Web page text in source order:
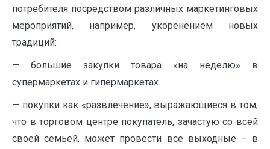
потребителя посредством различных маркетинговых
мероприятий, например, укоренением новых
традиций:
— большие закупки товара «на неделю» в
супермаркетах и гипермаркетах
— покупки как «развлечение», выражающиеся в том,
что в торговом центре покупатель, зачастую со всей
своей семьей, может провести все выходные – в